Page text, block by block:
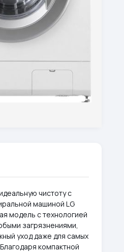
чистоту с
машиной LG
модель с технологией
загрязнениями,
уход даже для самых
компактной